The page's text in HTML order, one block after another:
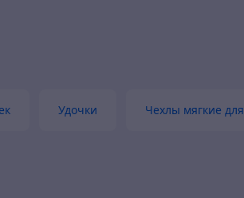
Удочки Чехлы мягкие